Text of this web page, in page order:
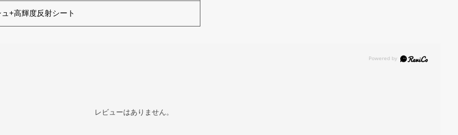
+高輝度反射シート
レビューはありません。